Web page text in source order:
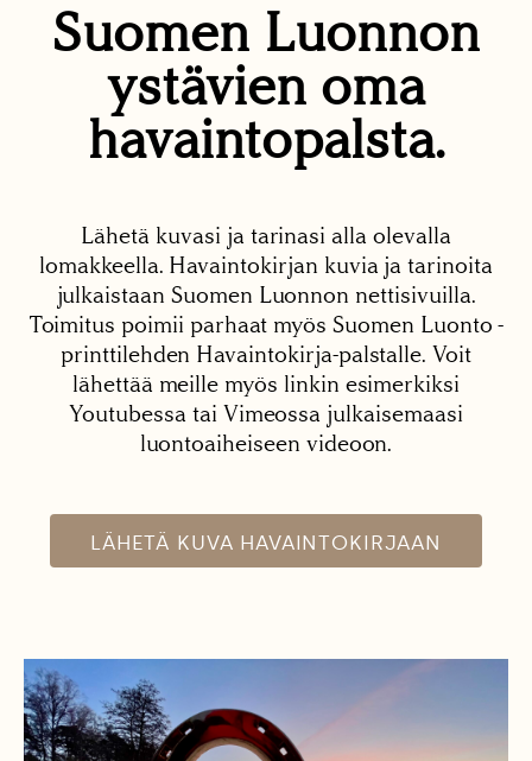
Suomen Luonnon
ystävien oma
havaintopalsta.
Lähetä kuvasi ja tarinasi alla olevalla
lomakkeella. Havaintokirjan kuvia ja tarinoita
julkaistaan Suomen Luonnon nettisivuilla.
Toimitus poimii parhaat myös Suomen Luonto -
printtilehden Havaintokirja-palstalle. Voit
lähettää meille myös linkin esimerkiksi
Youtubessa tai Vimeossa julkaisemaasi
luontoaiheiseen videoon.
LÄHETÄ KUVA HAVAINTOKIRJAAN